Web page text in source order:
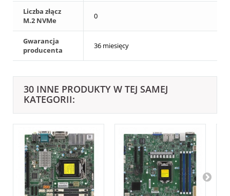
Liczba złącz
M.2 NVMe
0
Gwarancja
producenta
36 miesięcy
30 INNE PRODUKTY W TEJ SAMEJ
KATEGORII: